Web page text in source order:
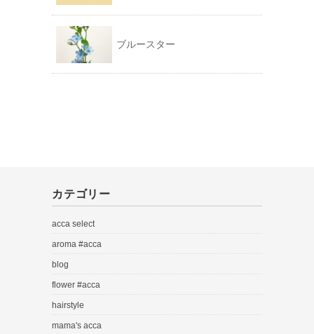
ブルースター
カテゴリー
acca select
aroma #acca
blog
flower #acca
hairstyle
mama's acca